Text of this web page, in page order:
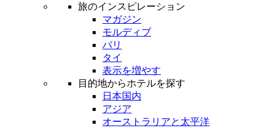
旅のインスピレーション
マガジン
モルディブ
バリ
タイ
表示を増やす
目的地からホテルを探す
日本国内
アジア
オーストラリアと太平洋